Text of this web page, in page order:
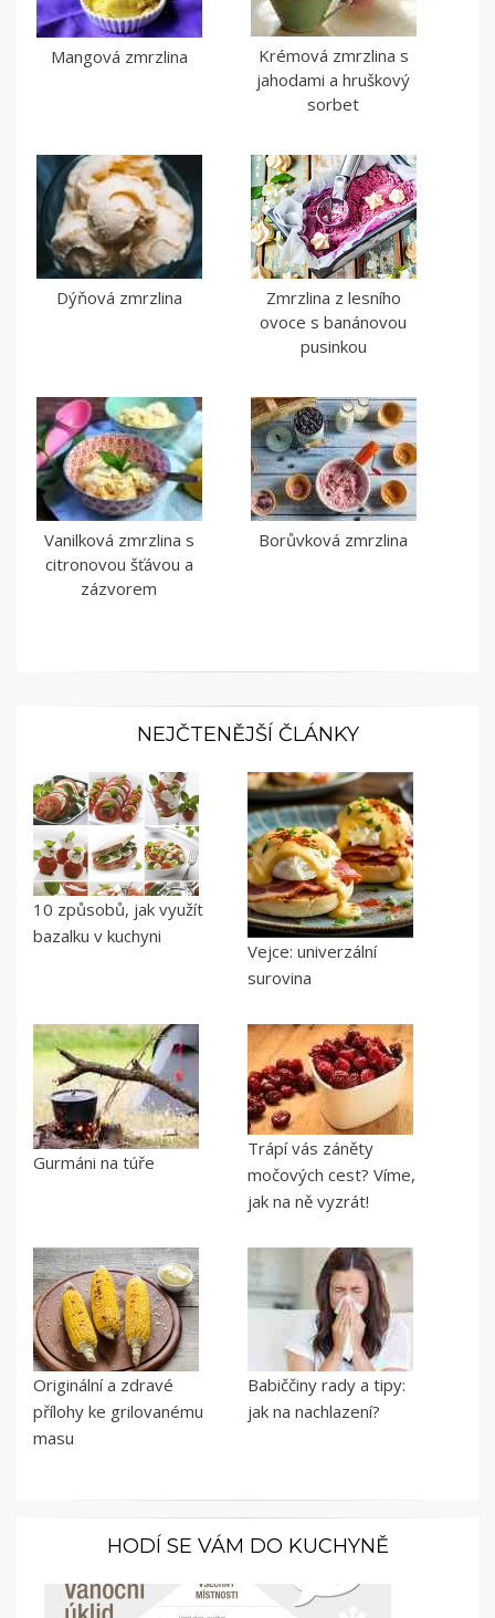
Mangová zmrzlina
Krémová zmrzlina s
jahodami a hruškový
sorbet
Dýňová zmrzlina
Zmrzlina z lesního
ovoce s banánovou
pusinkou
Vanilková zmrzlina s
citronovou šťávou a
zázvorem
Borůvková zmrzlina
NEJČTENĚJŠÍ ČLÁNKY
10 způsobů, jak využít
bazalku v kuchyni
Vejce: univerzální
surovina
Gurmáni na túře
Trápí vás záněty
močových cest? Víme,
jak na ně vyzrát!
Originální a zdravé
přílohy ke grilovanému
masu
Babiččiny rady a tipy:
jak na nachlazení?
HODÍ SE VÁM DO KUCHYNĚ